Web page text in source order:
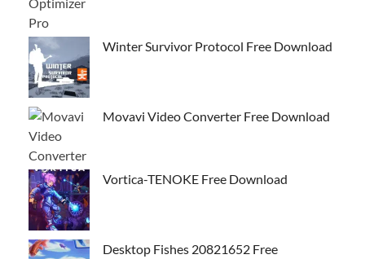
Winter Survivor Protocol Free Download
Movavi Video Converter Free Download
Vortica-TENOKE Free Download
Desktop Fishes 20821652 Free